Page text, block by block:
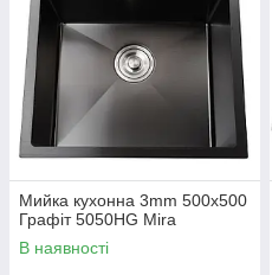
Мийка кухонна 3mm 500х500
Графіт 5050HG Mira
В наявності